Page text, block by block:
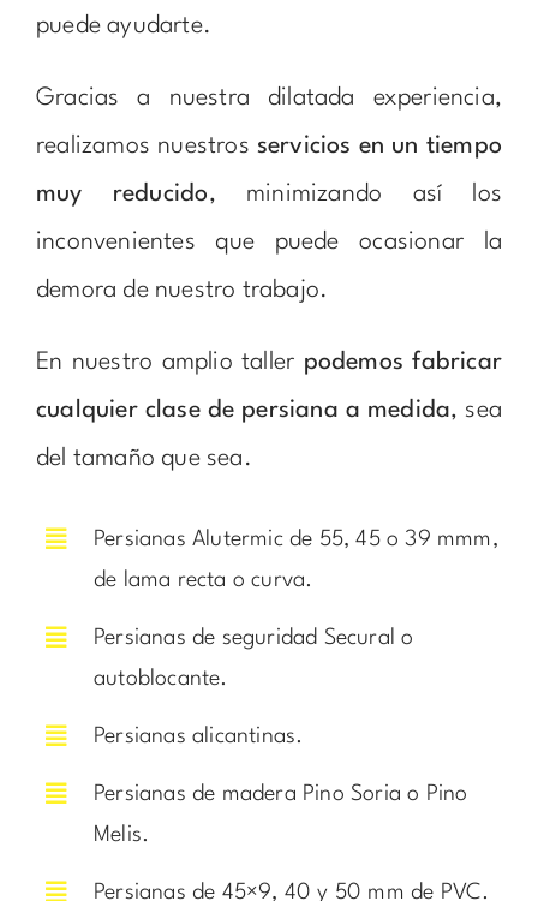
puede ayudarte.
Gracias a nuestra dilatada experiencia,
realizamos nuestros servicios en un tiempo
muy reducido, minimizando así los
inconvenientes que puede ocasionar la
demora de nuestro trabajo.
En nuestro amplio taller podemos fabricar
cualquier clase de persiana a medida, sea
del tamaño que sea.
Persianas Alutermic de 55, 45 o 39 mmm,
de lama recta o curva.
Persianas de seguridad Secural o
autoblocante.
Persianas alicantinas.
Persianas de madera Pino Soria o Pino
Melis.
Persianas de 45×9, 40 y 50 mm de PVC.